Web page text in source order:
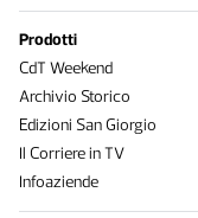
Prodotti
CdT Weekend
Archivio Storico
Edizioni San Giorgio
Il Corriere in TV
Infoaziende